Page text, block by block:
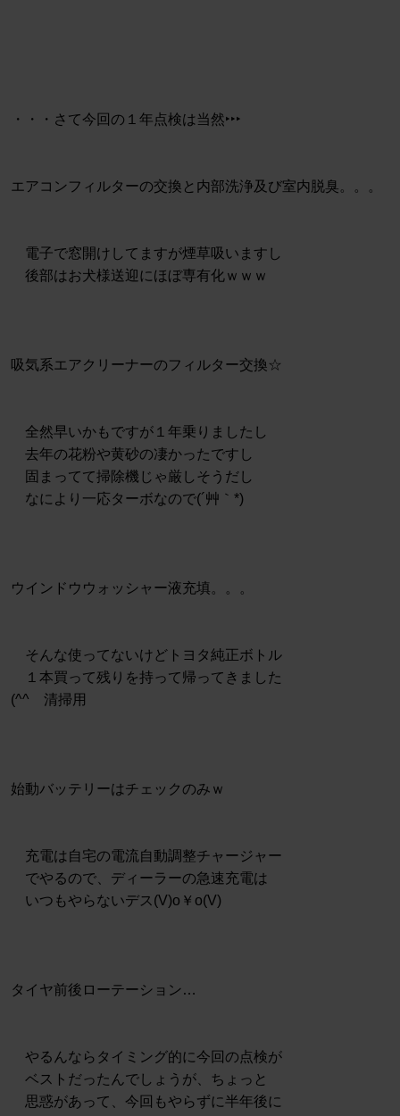
・・・さて今回の１年点検は当然‣‣‣
エアコンフィルターの交換と内部洗浄及び室内脱臭。。。
電子で窓開けしてますが煙草吸いますし
後部はお犬様送迎にほぼ専有化ｗｗｗ
吸気系エアクリーナーのフィルター交換☆
全然早いかもですが１年乗りましたし
去年の花粉や黄砂の凄かったですし
固まってて掃除機じゃ厳しそうだし
なにより一応ターボなので(´艸｀*)
ウインドウウォッシャー液充填。。。
そんな使ってないけどトヨタ純正ボトル
１本買って残りを持って帰ってきました
(^^ゞ清掃用
始動バッテリーはチェックのみｗ
充電は自宅の電流自動調整チャージャー
でやるので、ディーラーの急速充電は
いつもやらないデス(V)o￥o(V)
タイヤ前後ローテーション…
やるんならタイミング的に今回の点検が
ベストだったんでしょうが、ちょっと
思惑があって、今回もやらずに半年後に